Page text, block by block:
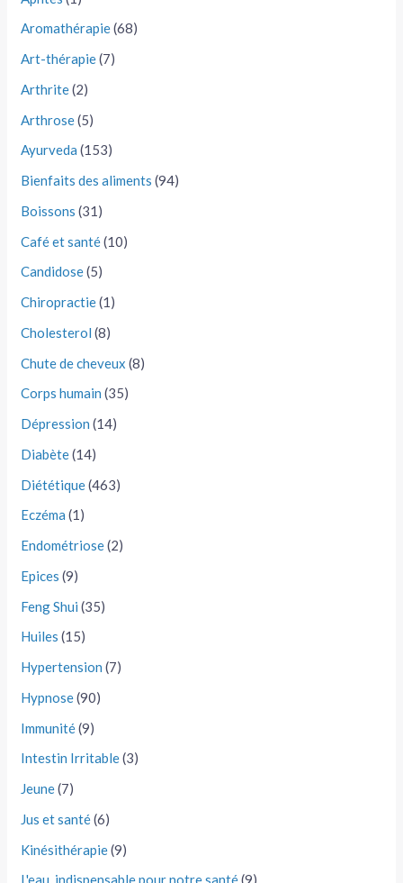
Aromathérapie(68)
Art-thérapie(7)
Arthrite(2)
Arthrose(5)
Ayurveda (153)
Bienfaits des aliments (94)
Boissons (31)
Café et santé(10)
Candidose(5)
Chiropractie(1)
Cholesterol (8)
Chute de cheveux (8)
Corps humain (35)
Dépression (14)
Diabète(14)
Diététique(463)
Eczéma (1)
Endométriose(2)
Epices (9)
Feng Shui (35)
Huiles (15)
Hypertension (7)
Hypnose(90)
Immunité(9)
Intestin Irritable(3)
Jeune(7)
Jus et santé(6)
Kinésithérapie(9)
L'eau, indispensable pour notre santé(9)